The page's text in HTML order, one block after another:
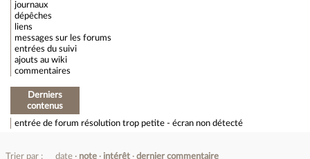
journaux
dépêches
liens
messages sur les forums
entrées du suivi
ajouts au wiki
commentaires
Derniers
contenus
entrée de forum résolution trop petite - écran non détecté
Trier par : date note intérêt dernier commentaire